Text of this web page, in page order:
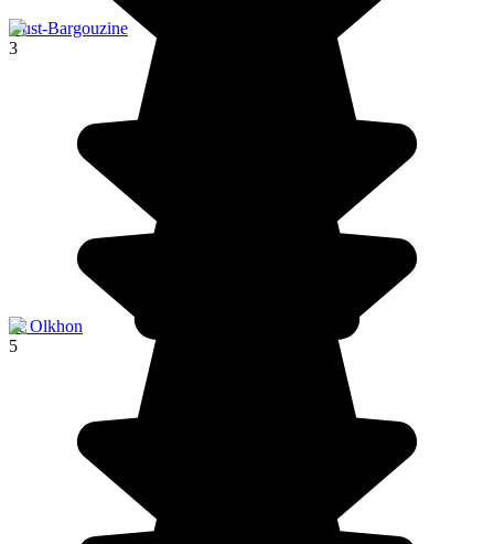
Oust-Bargouzine
3
île Olkhon
5